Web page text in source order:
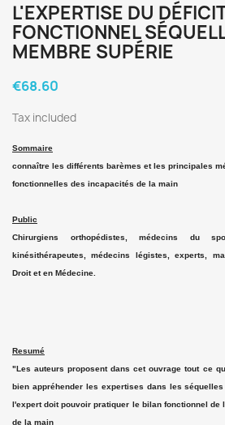
L'EXPERTISE DU
FONCTIONNEL
MEMBRE SUPÉRIE
€68.60
Tax included
Sommaire
connaître les différents barèmes et les principales
fonctionnelles des incapacités de la main
Public
Chirurgiens orthopédistes, médecins du
kinésithérapeutes, médecins légistes, experts,
Droit et en Médecine.
Resumé
"Les auteurs proposent dans cet ouvrage tout ce
bien appréhender les expertises dans les
l'expert doit pouvoir pratiquer le bilan fonctionnel de
de la main